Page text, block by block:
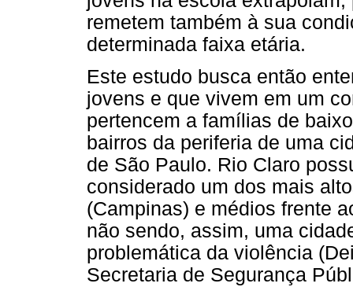
remetem também à sua
determinada faixa etária.
Este estudo busca então
jovens e que vivem em um
pertencem a famílias de
bairros da periferia de uma
de São Paulo. Rio Claro
considerado um dos mais
(Campinas) e médios frente
não sendo, assim, uma
problemática da violência
Secretaria de Segurança